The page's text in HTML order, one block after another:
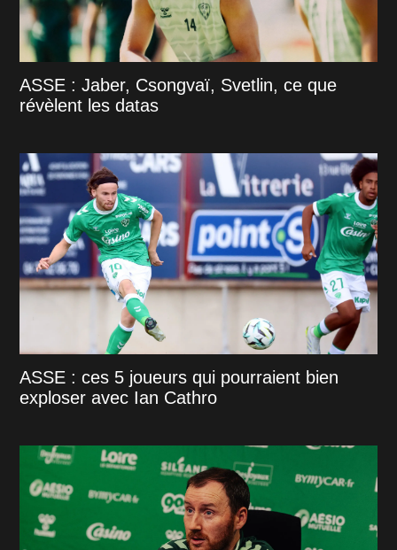
ASSE : Jaber, Csongvaï, Svetlin, ce que
révèlent les datas
ASSE : ces 5 joueurs qui pourraient bien
exploser avec Ian Cathro